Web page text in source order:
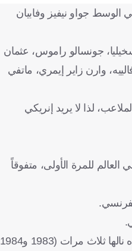
تواصل غياب ثنائي الوسط جواو نيفيز وفابيان
جونسالو راموس، عثمان
وارن زاير إيمري، ماتفي
لذا لا يريد إنريكي
العالم للمرة الأولى، متفوقاً
وأصبح ديمبلي سادس فرنسي ينال الكرة الذهبية، مانحاً بلاده هذه الجائزة للمرة الثامنة، حيث إن ميشال بلاتيني وحده نالها ثلاث مرات (1983 و1984